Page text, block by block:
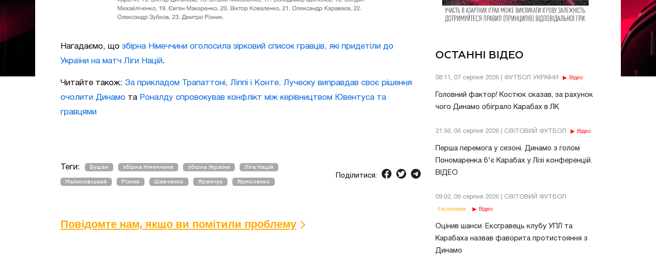
ОСТАННІ ВІДЕО
08:11, 07 серпня 2026 | ФУТБОЛ УКРАЇНИ Відео
Головний фактор! Костюк сказав, за рахунок
чого Динамо обіграло Карабах в ЛК
21:56, 06 серпня 2026 | СВІТОВИЙ ФУТБОЛ Відео
Перша перемога у сезоні. Динамо з голом
Пономаренка б'є Карабах у Лізі конференцій.
ВІДЕО
09:02, 06 серпня 2026 | СВІТОВИЙ ФУТБОЛ
Ексклюзив Відео
Оцінив шанси. Ексгравець клубу УПЛ та
Карабаха назвав фаворита протистояння з
Динамо
Нагадаємо, що збірна Німеччини оголосила зірковий список гравців, які придетіли до
України на матч Ліги Націй.
Читайте також: За прикладом Трапаттоні, Ліппі і Конте. Луческу виправдав своє рішення
очолити Динамо та Роналду спровокував конфлікт між керівництвом Ювентуса та
гравцями
Теги: Бущан збірна Німеччини збірна України Ліга Націй
Малиновський Різник Шевченко Яремчук Ярмоленко
Поділитися:
Повідомте нам, якщо ви помітили проблему